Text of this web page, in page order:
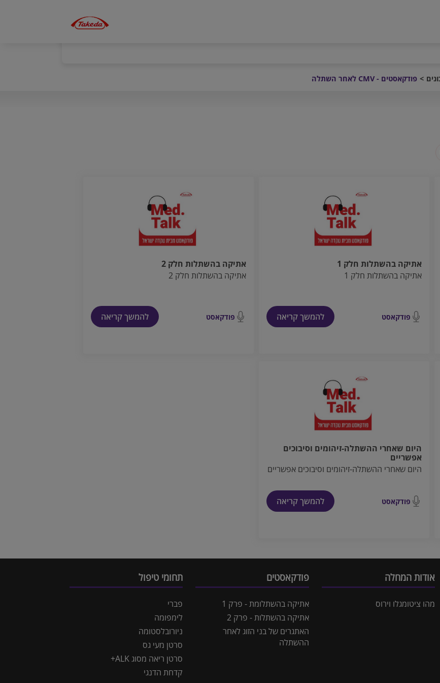
פודקאסטים - CMV לאחר השתלה
אתיקה בהשתלות חלק 1
אתיקה בהשתלות חלק 1
פודקאסט להמשך קריאה
אתיקה בהשתלות חלק 2
אתיקה בהשתלות חלק 2
פודקאסט להמשך קריאה
היום שאחרי ההשתלה-זיהומים וסיבוכים
אפשריים
היום שאחרי ההשתלה-זיהומים וסיבוכים אפשריים
פודקאסט להמשך קריאה
אודות המחלה
מהו ציטומגלו וירוס
פודקאסטים
אתיקה בהשתלומת - פרק 1
אתיקה בהשתלות - פרק 2
האתגרים של בני הזוג לאחר
ההשתלה
תחומי טיפול
פברי
לימפומה
ניורובלסטומה
סרטן מעי גס
סרטן ריאה מסוג ALK+
קדחת הדנגי